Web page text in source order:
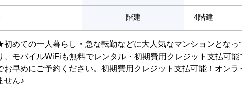
階建 4階建
めての一人暮らし・急な転勤などに大人気なマンションとなっ
モバイルWiFiも無料でレンタル・初期費用クレジット支払可
お早めにご予約ください。初期費用クレジット支払可能！オン
せん♪